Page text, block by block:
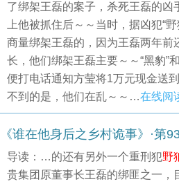
了绑架王磊的案子，杀死王磊的凶
上他被抓住后～～当时，据凶犯“
商量绑架王磊的，因为王磊两年前
长，他们绑架王磊主要～～“黑豹”
便打电话通知方莹将1万元现金送
不到的是，他们在乱～～…在线阅
《谁在他身后之乡村诡事》·第
导读：…的还有另外一个重刑犯野
贵集团原董事长王磊的绑匪之一，